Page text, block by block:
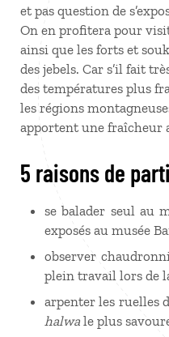
et pas question de
On en profitera pour
ainsi que les forts et
des jebels. Car s’il fait
des températures plus
les régions
apportent une fraîcheur
5 raisons de
se balader seul au
exposés au musée
observer
plein travail lors de
arpenter les ruelles
halwa le plus